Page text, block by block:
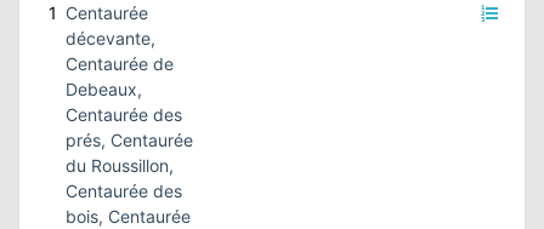
1 Centaurée
décevante,
Centaurée de
Debeaux,
Centaurée des
prés, Centaurée
du Roussillon,
Centaurée des
bois, Centaurée